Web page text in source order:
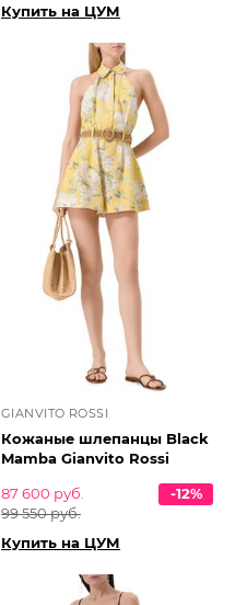
Купить на ЦУМ
GIANVITO ROSSI
Кожаные шлепанцы Black
Mamba Gianvito Rossi
87 600 руб.
99 550 руб.
-12%
Купить на ЦУМ